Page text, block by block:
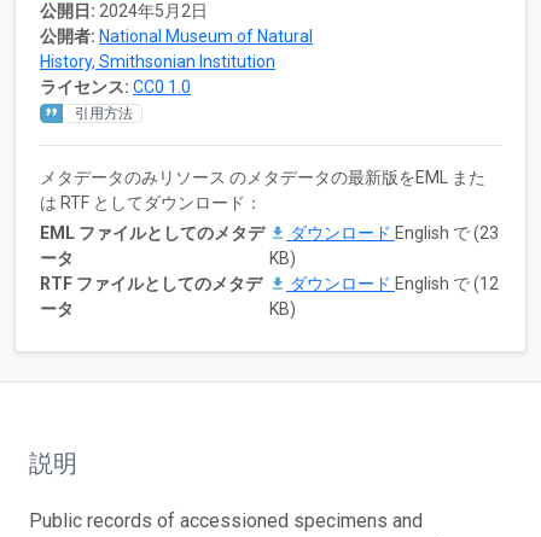
公開日: 2024年5月2日
公開者: National Museum of Natural
History, Smithsonian Institution
ライセンス: CC0 1.0
引用方法
メタデータのみリソース のメタデータの最新版をEML また
は RTF としてダウンロード：
EML ファイルとしてのメタデ
ータ
ダウンロード English で (23
KB)
RTF ファイルとしてのメタデ
ータ
ダウンロード English で (12
KB)
説明
Public records of accessioned specimens and